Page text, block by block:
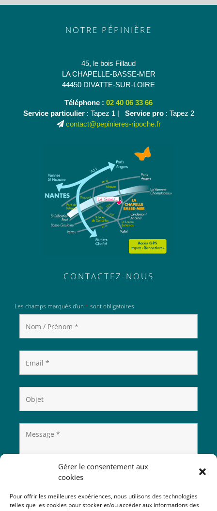
Gérer le consentement aux
cookies
Pour offrir les meilleures expériences, nous utilisons des technologies
telles que les cookies pour stocker et/ou accéder aux informations des
NOTRE PÉPINIÈRE
45, le bois Fillaud
LA CHAPELLE-BASSE-MER
44450 DIVATTE-SUR-LOIRE
Téléphone : 02 40 06 33 66
Service particulier: Tapez 1 | Service pro: Tapez 2
contact@pepinieres-ripoche.fr
CONTACTEZ-NOUS
Les champs marqués d’un * sont obligatoires